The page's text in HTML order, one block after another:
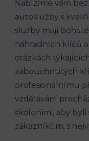
Nabízíme vám⁢
autoslužby s
služby mají
náhradních klíčů
otázkách
⁤zabouchnutých
profesionálnímu
vzdělávání
školeními, aby byli
zákazníkům, s